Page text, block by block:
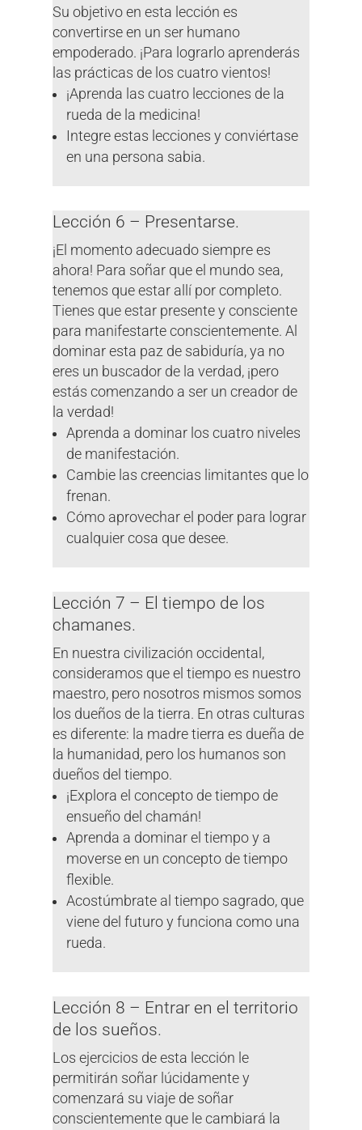
Su objetivo en esta lección es
convertirse en un ser humano
empoderado. ¡Para lograrlo aprenderás
las prácticas de los cuatro vientos!
¡Aprenda las cuatro lecciones de la
rueda de la medicina!
Integre estas lecciones y conviértase
en una persona sabia.
Lección 6 – Presentarse.
¡El momento adecuado siempre es
ahora! Para soñar que el mundo sea,
tenemos que estar allí por completo.
Tienes que estar presente y consciente
para manifestarte conscientemente. Al
dominar esta paz de sabiduría, ya no
eres un buscador de la verdad, ¡pero
estás comenzando a ser un creador de
la verdad!
Aprenda a dominar los cuatro niveles
de manifestación.
Cambie las creencias limitantes que lo
frenan.
Cómo aprovechar el poder para lograr
cualquier cosa que desee.
Lección 7 – El tiempo de los
chamanes.
En nuestra civilización occidental,
consideramos que el tiempo es nuestro
maestro, pero nosotros mismos somos
los dueños de la tierra. En otras culturas
es diferente: la madre tierra es dueña de
la humanidad, pero los humanos son
dueños del tiempo.
¡Explora el concepto de tiempo de
ensueño del chamán!
Aprenda a dominar el tiempo y a
moverse en un concepto de tiempo
flexible.
Acostúmbrate al tiempo sagrado, que
viene del futuro y funciona como una
rueda.
Lección 8 – Entrar en el territorio
de los sueños.
Los ejercicios de esta lección le
permitirán soñar lúcidamente y
comenzará su viaje de soñar
conscientemente que le cambiará la